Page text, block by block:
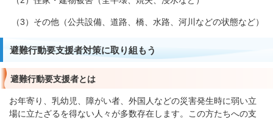
（3）その他（公共設備、道路、橋、水路、河川などの状態など）
避難行動要支援者対策に取り組もう
避難行動要支援者とは
お年寄り、乳幼児、障がい者、外国人などの災害発生時に弱い立
場に立たざるを得ない人々が多数存在します。この方たちへの支